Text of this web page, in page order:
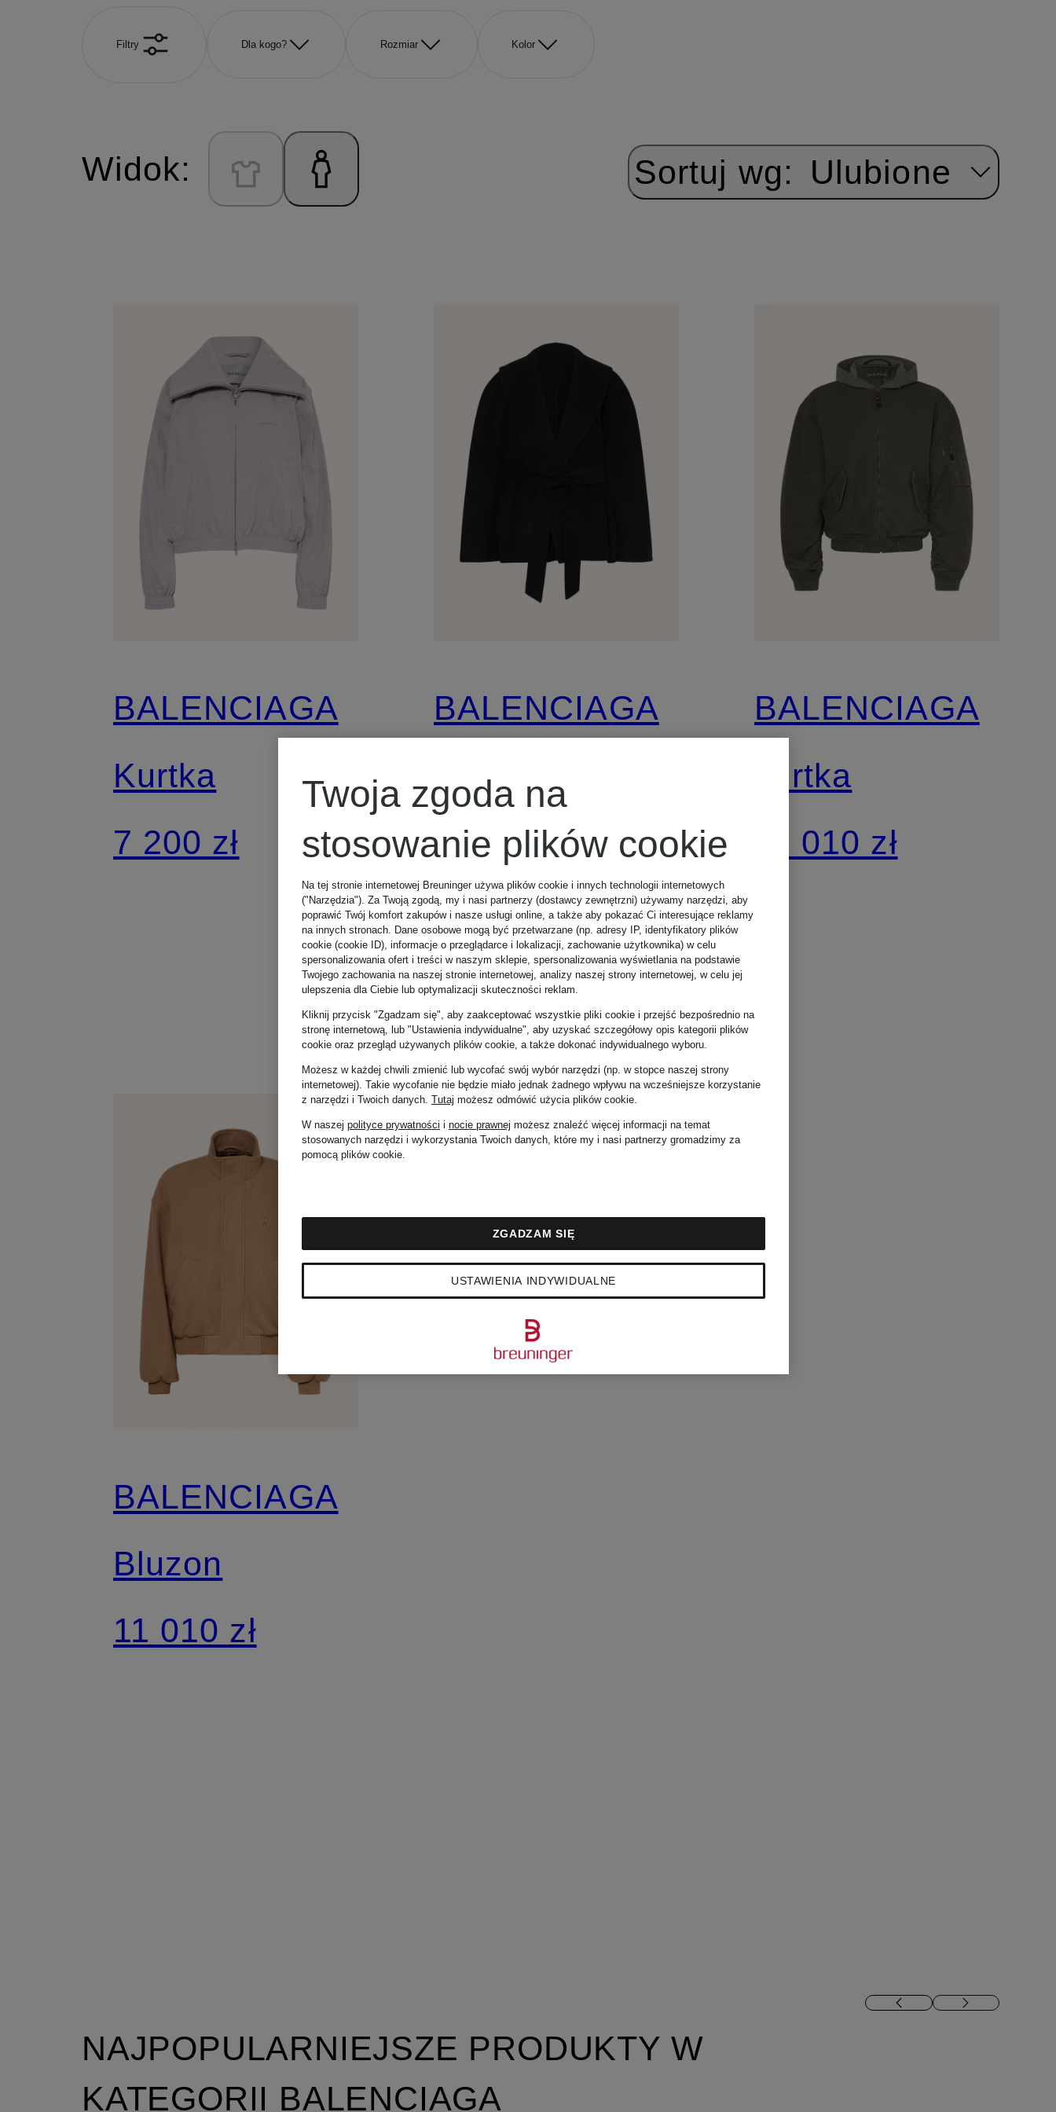
Filtry Dla kogo? Rozmiar Kolor
Widok: Sortuj wg: Ulubione
BALENCIAGA
Kurtka
7 200 zł
BALENCIAGA
kurtka
10 160 zł
BALENCIAGA
kurtka
11 010 zł
BALENCIAGA
Bluzon
11 010 zł
NAJPOPULARNIEJSZE PRODUKTY W
KATEGORII BALENCIAGA
Twoja zgoda na
stosowanie plików cookie
Na tej stronie internetowej Breuninger używa plików cookie i innych technologii internetowych
("Narzędzia"). Za Twoją zgodą, my i nasi partnerzy (dostawcy zewnętrzni) używamy narzędzi, aby
poprawić Twój komfort zakupów i nasze usługi online, a także aby pokazać Ci interesujące reklamy
na innych stronach. Dane osobowe mogą być przetwarzane (np. adresy IP, identyfikatory plików
cookie (cookie ID), informacje o przeglądarce i lokalizacji, zachowanie użytkownika) w celu
spersonalizowania ofert i treści w naszym sklepie, spersonalizowania wyświetlania na podstawie
Twojego zachowania na naszej stronie internetowej, analizy naszej strony internetowej, w celu jej
ulepszenia dla Ciebie lub optymalizacji skuteczności reklam.
Kliknij przycisk "Zgadzam się", aby zaakceptować wszystkie pliki cookie i przejść bezpośrednio na
stronę internetową, lub "Ustawienia indywidualne", aby uzyskać szczegółowy opis kategorii plików
cookie oraz przegląd używanych plików cookie, a także dokonać indywidualnego wyboru.
Możesz w każdej chwili zmienić lub wycofać swój wybór narzędzi (np. w stopce naszej strony
internetowej). Takie wycofanie nie będzie miało jednak żadnego wpływu na wcześniejsze korzystanie
z narzędzi i Twoich danych. Tutaj możesz odmówić użycia plików cookie.
W naszej polityce prywatności i nocie prawnej możesz znaleźć więcej informacji na temat
stosowanych narzędzi i wykorzystania Twoich danych, które my i nasi partnerzy gromadzimy za
pomocą plików cookie.
USTAWIENIA INDYWIDUALNE
ZGADZAM SIĘ